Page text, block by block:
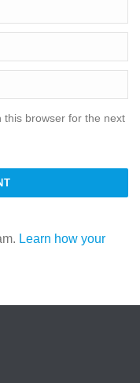
this browser for the next
Learn how your